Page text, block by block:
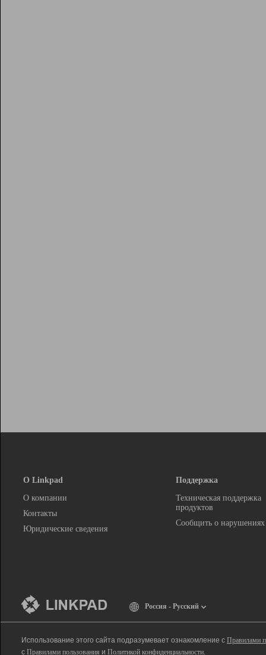
О Linkpad
О компании
Контакты
Юридические сведения
Поддержка
Техническая поддержка
продуктов
Сообщить о нарушениях
Россия - Русский
Использование этого сайта подразумевает ознакомление с Правилами
с Правилами пользования и Политикой конфиденциальности.